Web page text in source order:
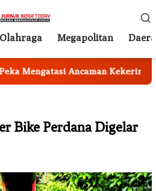
Olahraga Megapolitan
Ancaman Kekeringan
Bike Perdana Digelar